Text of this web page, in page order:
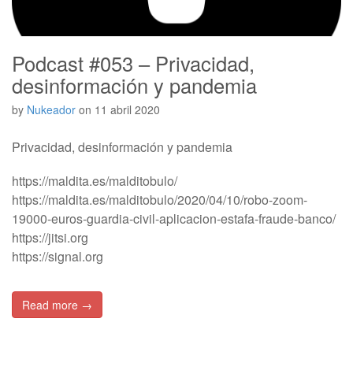
Podcast #053 – Privacidad,
desinformación y pandemia
by Nukeador on 11 abril 2020
Privacidad, desinformación y pandemia
https://maldita.es/malditobulo/
https://maldita.es/malditobulo/2020/04/10/robo-zoom-
19000-euros-guardia-civil-aplicacion-estafa-fraude-banco/
https://jitsi.org
https://signal.org
Read more →